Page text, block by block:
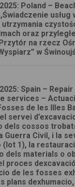
Poland –
usług
oraz
na rzecz
w
Spain – Repair
services –
de les Illes
servei
dels cossos
Guerra Civil, i la
(lot 1), la
dels materials o
proces
de les fosses
plans